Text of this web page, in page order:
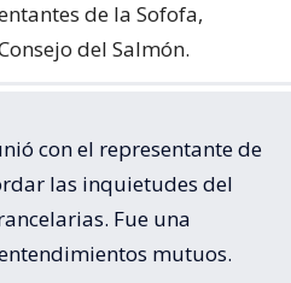
de la Sofofa,
del Salmón.
con el representante de
las inquietudes del
Fue una
mutuos.